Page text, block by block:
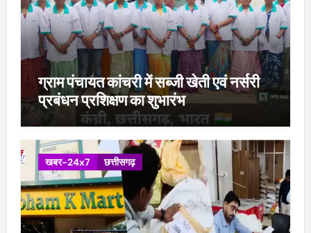
ग्राम पंचायत कांचरी में सब्जी खेती एवं नर्सरी
प्रबंधन प्रशिक्षण का शुभारंभ
खबर-24x7 छत्तीसगढ़